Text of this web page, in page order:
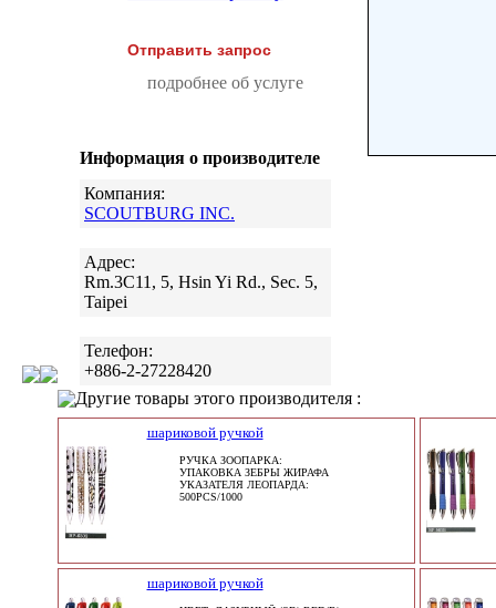
Отправить запрос
подробнее об услуге
Информация о производителе
Компания:
SCOUTBURG INC.
Адрес:
Rm.3C11, 5, Hsin Yi Rd., Sec. 5,
Taipei
Телефон:
+886-2-27228420
Другие товары этого производителя :
шариковой ручкой
РУЧКА ЗООПАРКА:
УПАКОВКА ЗЕБРЫ ЖИРАФА
УКАЗАТЕЛЯ ЛЕОПАРДА:
500PCS/1000
шариковой ручкой